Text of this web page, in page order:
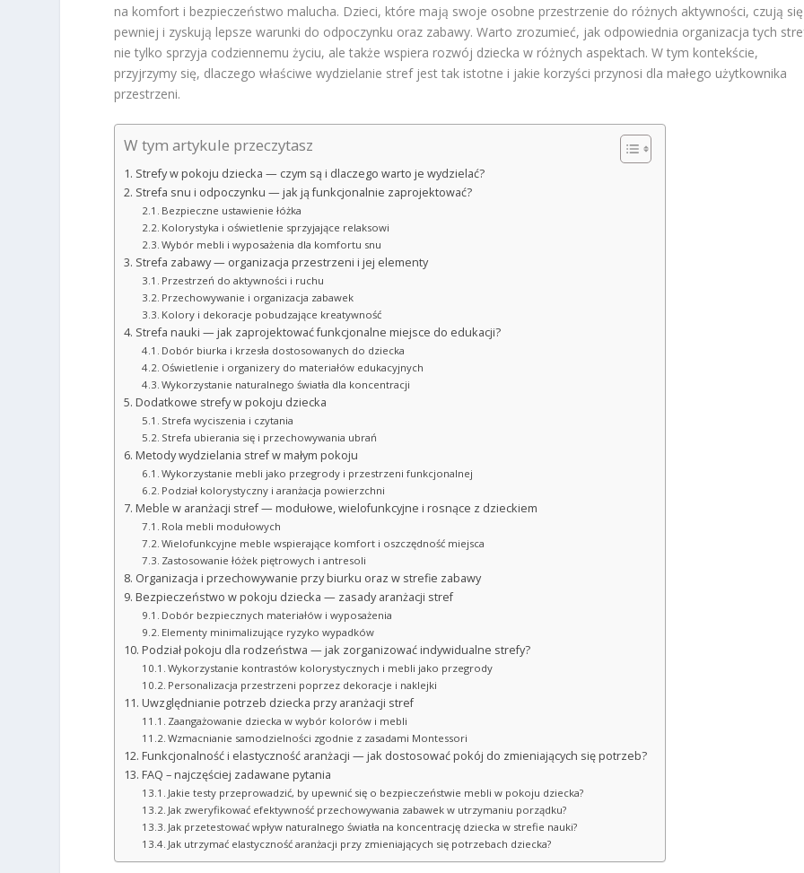
na komfort i bezpieczeństwo malucha. Dzieci, które mają swoje osobne przestrzenie do różnych aktywności, czują się
pewniej i zyskują lepsze warunki do odpoczynku oraz zabawy. Warto zrozumieć, jak odpowiednia organizacja tych
nie tylko sprzyja codziennemu życiu, ale także wspiera rozwój dziecka w różnych aspektach. W tym kontekście,
przyjrzymy się, dlaczego właściwe wydzielanie stref jest tak istotne i jakie korzyści przynosi dla małego użytkownika
przestrzeni.
W tym artykule przeczytasz
Strefy w pokoju dziecka — czym są i dlaczego warto je wydzielać?
Strefa snu i odpoczynku — jak ją funkcjonalnie zaprojektować?
Bezpieczne ustawienie łóżka
Kolorystyka i oświetlenie sprzyjające relaksowi
Wybór mebli i wyposażenia dla komfortu snu
Strefa zabawy — organizacja przestrzeni i jej elementy
Przestrzeń do aktywności i ruchu
Przechowywanie i organizacja zabawek
Kolory i dekoracje pobudzające kreatywność
Strefa nauki — jak zaprojektować funkcjonalne miejsce do edukacji?
Dobór biurka i krzesła dostosowanych do dziecka
Oświetlenie i organizery do materiałów edukacyjnych
Wykorzystanie naturalnego światła dla koncentracji
Dodatkowe strefy w pokoju dziecka
Strefa wyciszenia i czytania
Strefa ubierania się i przechowywania ubrań
Metody wydzielania stref w małym pokoju
Wykorzystanie mebli jako przegrody i przestrzeni funkcjonalnej
Podział kolorystyczny i aranżacja powierzchni
Meble w aranżacji stref — modułowe, wielofunkcyjne i rosnące z dzieckiem
Rola mebli modułowych
Wielofunkcyjne meble wspierające komfort i oszczędność miejsca
Zastosowanie łóżek piętrowych i antresoli
Organizacja i przechowywanie przy biurku oraz w strefie zabawy
Bezpieczeństwo w pokoju dziecka — zasady aranżacji stref
Dobór bezpiecznych materiałów i wyposażenia
Elementy minimalizujące ryzyko wypadków
Podział pokoju dla rodzeństwa — jak zorganizować indywidualne strefy?
Wykorzystanie kontrastów kolorystycznych i mebli jako przegrody
Personalizacja przestrzeni poprzez dekoracje i naklejki
Uwzględnianie potrzeb dziecka przy aranżacji stref
Zaangażowanie dziecka w wybór kolorów i mebli
Wzmacnianie samodzielności zgodnie z zasadami Montessori
Funkcjonalność i elastyczność aranżacji — jak dostosować pokój do zmieniających się potrzeb?
FAQ – najczęściej zadawane pytania
Jakie testy przeprowadzić, by upewnić się o bezpieczeństwie mebli w pokoju dziecka?
Jak zweryfikować efektywność przechowywania zabawek w utrzymaniu porządku?
Jak przetestować wpływ naturalnego światła na koncentrację dziecka w strefie nauki?
Jak utrzymać elastyczność aranżacji przy zmieniających się potrzebach dziecka?